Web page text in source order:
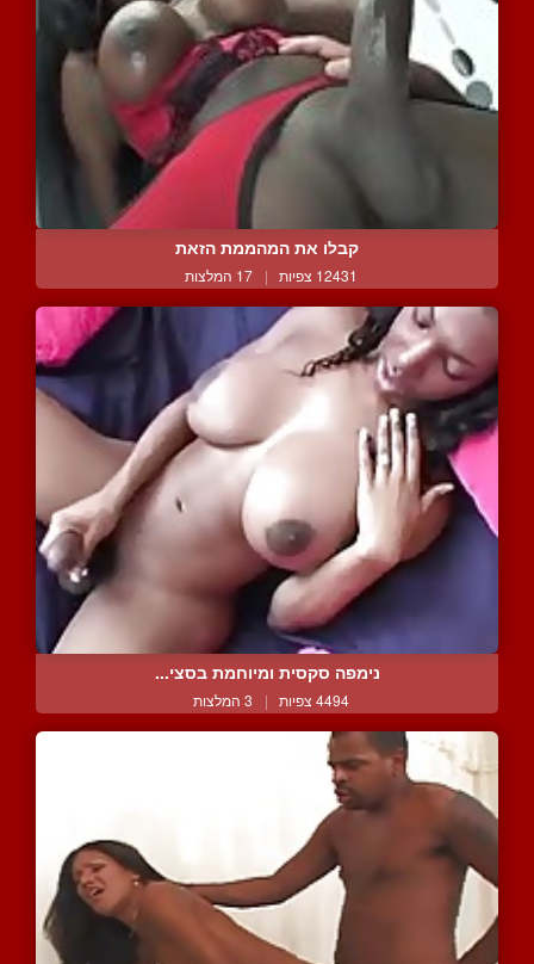
קבלו את המהממת הזאת
12431 צפיות | 17 המלצות
נימפה סקסית ומיוחמת בסצי...
4494 צפיות | 3 המלצות